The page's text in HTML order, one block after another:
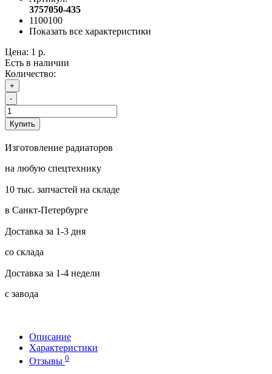
3757050-435
1100100
Показать все характеристики
Цена: 1 р.
Есть в наличии
Количество:
+
-
Купить
Изготовление радиаторов
на любую спецтехнику
10 тыс. запчастей на складе
в Санкт-Петербурге
Доставка за 1-3 дня
со склада
Доставка за 1-4 недели
с завода
Описание
Характеристики
Отзывы 0